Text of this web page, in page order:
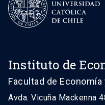
Instituto de
Facultad de
Avda. Vicuña Mackenna